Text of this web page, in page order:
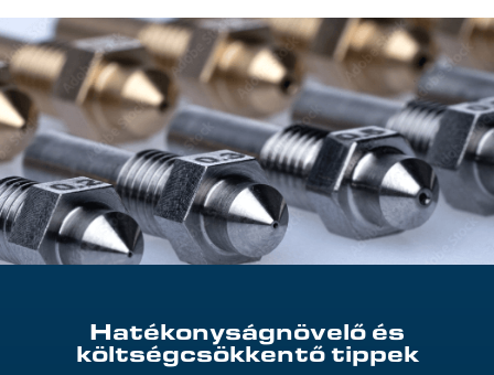
Hatékonyságnövelő és
költségcsökkentő tippek